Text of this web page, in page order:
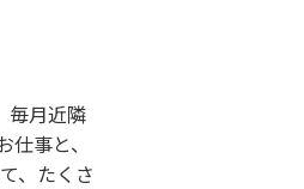
毎月近隣
事と、
、たくさ